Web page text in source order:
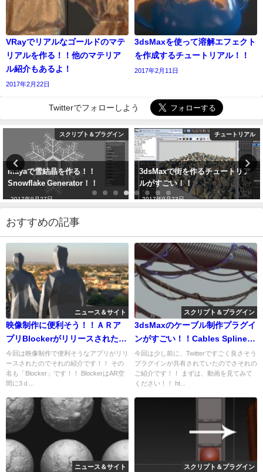
VRayでリアルなゴールドのマテ
リアルを作る！！他のマテリア
ル紹介もあるよ！
2017年2月22日
3dsMaxを使って溶解エフェクト
を作成するチュートリアル！！
2017年2月11日
Twitterでフォローしよう
スクリプト＆プラグイン
作る！！
！！
チュートリアル
3dsMaxで街を作るチュートリア
ルがすごい！！
2017年9月23日
V-Ray3.6 for
されたぞ！！
2017年6月27日
おすすめの記事
ニュース＆サイト
映像制作に便利そう！！ＡＲア
プリBlockerがリリースされた
ぞ！！
今回は映像制作で便利そうなアプリがリリ
ースされたのでそれの紹介です！！ その
名も「Blocker」です！！ BlockerはAR空
間に3ｄ...
スクリプト＆プラグイン
3dsMaxのケーブル制作プラグイ
ンがすごい！！Cables Splineの
ご紹介！！
今回は少し前に、Twitterですごく良さそう
プラグインが共有されていたのでさそれの
ご紹介です！！ まずは、動画を見てみて
ください！！ ht...
ニュース＆サイト スクリプト＆プラグイン